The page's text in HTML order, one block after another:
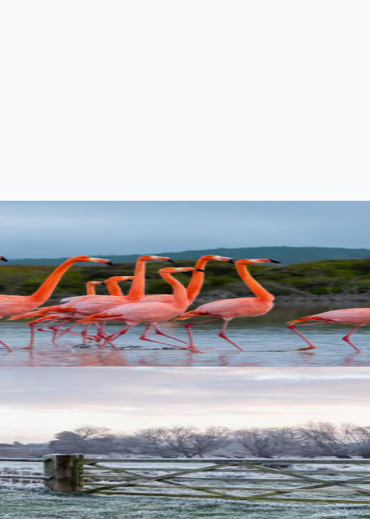
个 Skills 仓库
在 npx skills add 场景下的痛点。
战指南
M-Team API 和 qBittorrent，包含完整的架构设计和实现细节。